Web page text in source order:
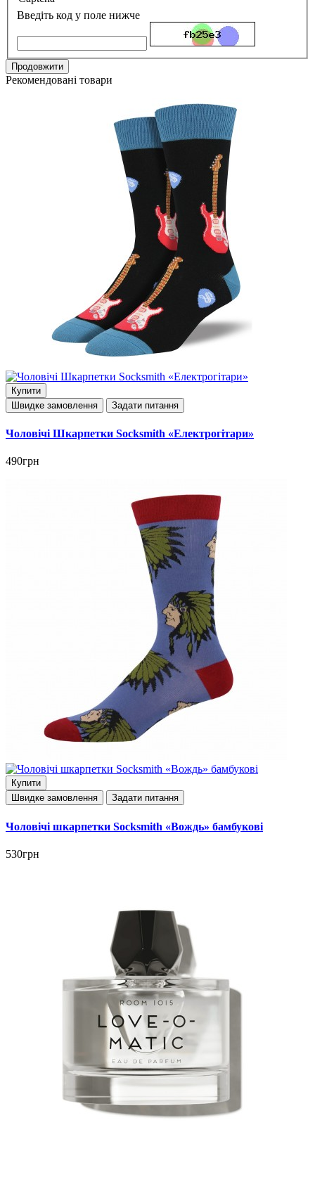
Введіть код у поле нижче
Продовжити
Рекомендовані товари
Купити
Швидке замовлення
Задати питання
Чоловічі Шкарпетки Socksmith «Електрогітари»
490грн
Купити
Швидке замовлення
Задати питання
Чоловічі шкарпетки Socksmith «Вождь» бамбукові
530грн